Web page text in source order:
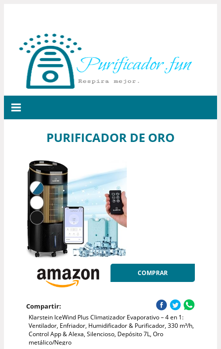
PURIFICADOR DE ORO
COMPRAR
Compartir:
Klarstein IceWind Plus Climatizador Evaporativo – 4 en 1:
Ventilador, Enfriador, Humidificador & Purificador, 330 m³/h,
Control App & Alexa, Silencioso, Depósito 7L, Oro
metálico/Negro